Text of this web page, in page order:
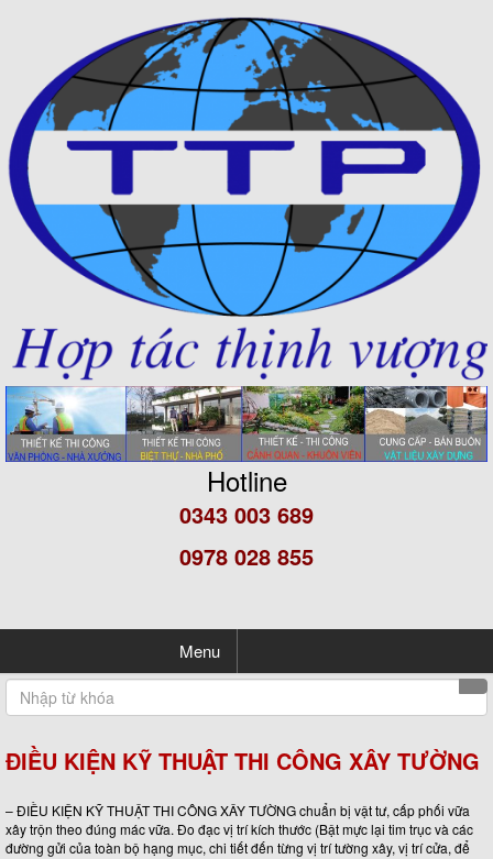
Hotline
0343 003 689
0978 028 855
Menu
ĐIỀU KIỆN KỸ THUẬT THI CÔNG XÂY TƯỜNG
– ĐIỀU KIỆN KỸ THUẬT THI CÔNG XÂY TƯỜNG chuẩn bị vật tư, cấp phối vữa
xây trộn theo đúng mác vữa. Đo đạc vị trí kích thước (Bật mực lại tim trục và các
đường gửi của toàn bộ hạng mục, chi tiết đến từng vị trí tường xây, vị trí cửa, để